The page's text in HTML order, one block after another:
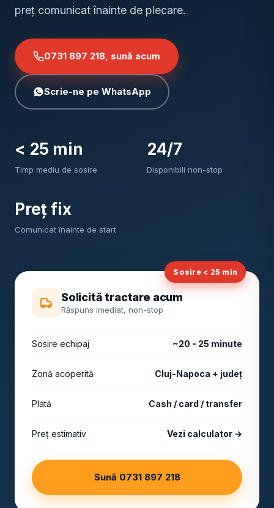
preț comunicat înainte de plecare.
0731 897 218, sună acum
Scrie-ne pe WhatsApp
< 25 min
Timp mediu de sosire
24/7
Disponibili non-stop
Preț fix
Comunicat înainte de start
Sosire < 25 min
Solicită tractare acum
Răspuns imediat, non-stop
Sosire echipaj ~20 - 25 minute
Zonă acoperită Cluj-Napoca + județ
Plată Cash / card / transfer
Preț estimativ Vezi calculator →
Sună 0731 897 218